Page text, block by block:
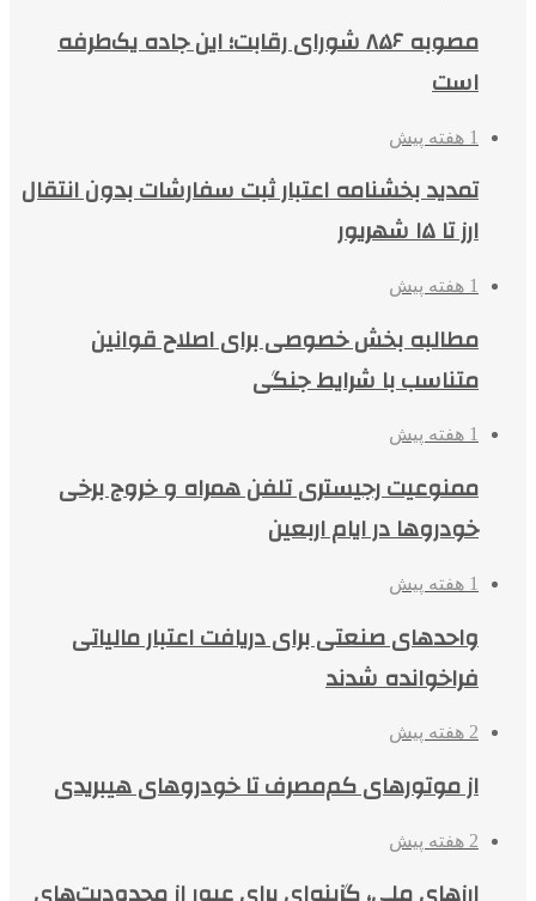
مصوبه ۸۵۶ شورای رقابت؛ این جاده یک‌طرفه
است
1 هفته پیش
تمدید بخشنامه اعتبار ثبت سفارشات بدون انتقال
ارز تا ۱۵ شهریور
1 هفته پیش
مطالبه بخش خصوصی برای اصلاح قوانین
متناسب با شرایط جنگی
1 هفته پیش
ممنوعیت رجیستری تلفن همراه و خروج برخی
خودروها در ایام اربعین
1 هفته پیش
واحدهای صنعتی برای دریافت اعتبار مالیاتی
فراخوانده شدند
2 هفته پیش
از موتورهای کم‌مصرف تا خودروهای هیبریدی
2 هفته پیش